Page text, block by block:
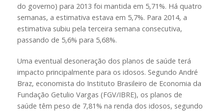
do governo) para 2013 foi mantida em 5,71%. Há quatro
semanas, a estimativa estava em 5,7%. Para 2014, a
estimativa subiu pela terceira semana consecutiva,
passando de 5,6% para 5,68%.
Uma eventual desoneração dos planos de saúde terá
impacto principalmente para os idosos. Segundo André
Braz, economista do Instituto Brasileiro de Economia da
Fundação Getulio Vargas (FGV/IBRE), os planos de
saúde têm peso de 7,81% na renda dos idosos, segundo